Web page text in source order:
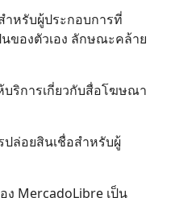
ำหรับผู้ประกอบการที่
ของตัวเอง ลักษณะคล้าย
บริการเกี่ยวกับสื่อโฆษณา
ปล่อยสินเชื่อสำหรับผู้
MercadoLibre เป็น